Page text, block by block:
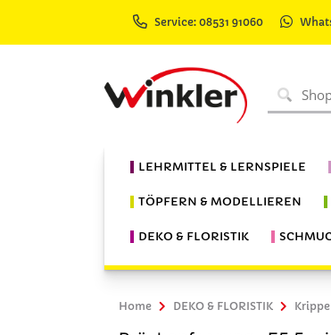
Service: 08531 91060
LEHRMITTEL & LERNSPIELE
TÖPFERN & MODELLIEREN
DEKO & FLORISTIK
Home DEKO & FLORISTIK